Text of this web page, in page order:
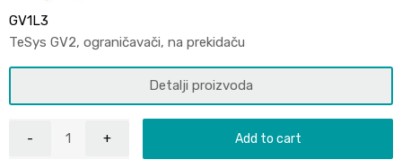
GV1L3
TeSys GV2, ograničavači, na prekidaču
Detalji proizvoda
Add to cart